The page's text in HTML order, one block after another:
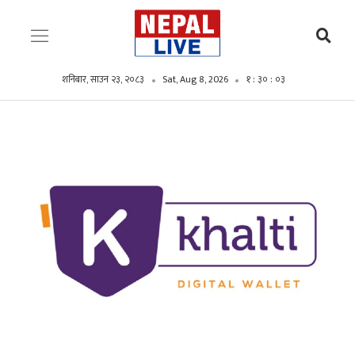
शनिबार, साउन २३, २०८३ Sat, Aug 8, 2026 १ : ३० : ०४